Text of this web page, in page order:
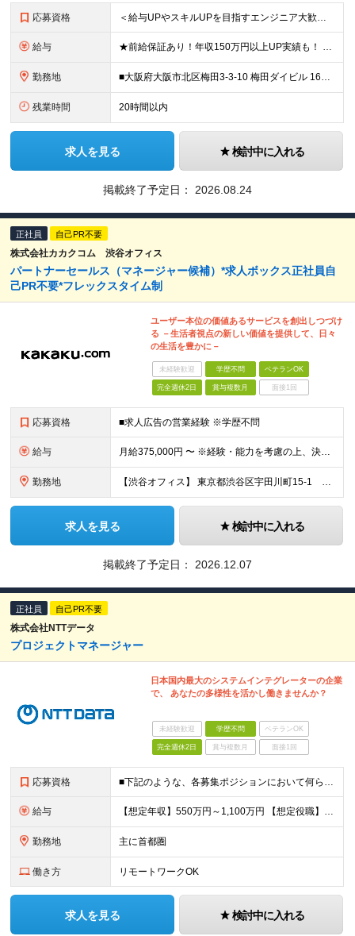
応募資格 ＜給与UPやスキルUPを目指すエンジニア大歓迎＞ ■学歴不問 ■ブランクありOK ■下記いずれかのご経験をお持ちの方 ・オープン系、Web系、業務系システムの開発経験 ・基本設計、詳細設計、コードレビ
給与 ★前給保証あり！年収150万円以上UP実績も！ ★年収800万円以上も可能 ★賞与やインセンティブ、各種手当あり ----------------------- □提案部分から参画が可能な方 年収80
勤務地 ■大阪府大阪市北区梅田3-3-10 梅田ダイビル 16階 JR「大阪駅」（JR各線）徒歩約5分／阪急・阪神「大阪梅田駅」（阪急各線・阪神本線）徒歩約8分 ■大阪府大阪市北区芝田2-7-18 LUCI
残業時間 20時間以内
求人を見る 検討中に入れる
掲載終了予定日： 2026.08.24
正社員 自己PR不要
株式会社カカクコム 渋谷オフィス
パートナーセールス（マネージャー候補）*求人ボックス正社員自
己PR不要*フレックスタイム制
ユーザー本位の価値あるサービスを創出しつづけ
る －生活者視点の新しい価値を提供して、日々
の生活を豊かに－
未経験歓迎 学歴不問 ベテランOK
完全週休2日 賞与複数月 面接1回
応募資格 ■求人広告の営業経験 ※学歴不問
給与 月給375,000円 〜 ※経験・能力を考慮の上、決定します ※試用期間3カ月/期間中の雇用形態および処遇の変更はありません ※固定残業手当（35時間相当。超過分は支給） ※給与見直し年2回、賞与年1
勤務地 【渋谷オフィス】 東京都渋谷区宇田川町15-1 渋谷パルコDGビル ※（変更の範囲）会社の定める場所
求人を見る 検討中に入れる
掲載終了予定日： 2026.12.07
正社員 自己PR不要
株式会社NTTデータ
プロジェクトマネージャー
日本国内最大のシステムインテグレーターの企業
で、 あなたの多様性を活かし働きませんか？
未経験歓迎 学歴不問 ベテランOK
完全週休2日 賞与複数月 面接1回
応募資格 ■下記のような、各募集ポジションにおいて何らかの知識・経験がある方 ・メインフレーム系システムまたはオープン系システムの業務開発経験10年以上 ・金融系大規模プロジェクト（マネジメント人数２０人以
給与 【想定年収】550万円～1,100万円 【想定役職】 課長代理 主任 一般 ※これまでの経験・年齢などを考慮し、当社給与規則に基づき決定します。 ※詳細は面接時にお伝えします。
勤務地 主に首都圏
働き方 リモートワークOK
求人を見る 検討中に入れる